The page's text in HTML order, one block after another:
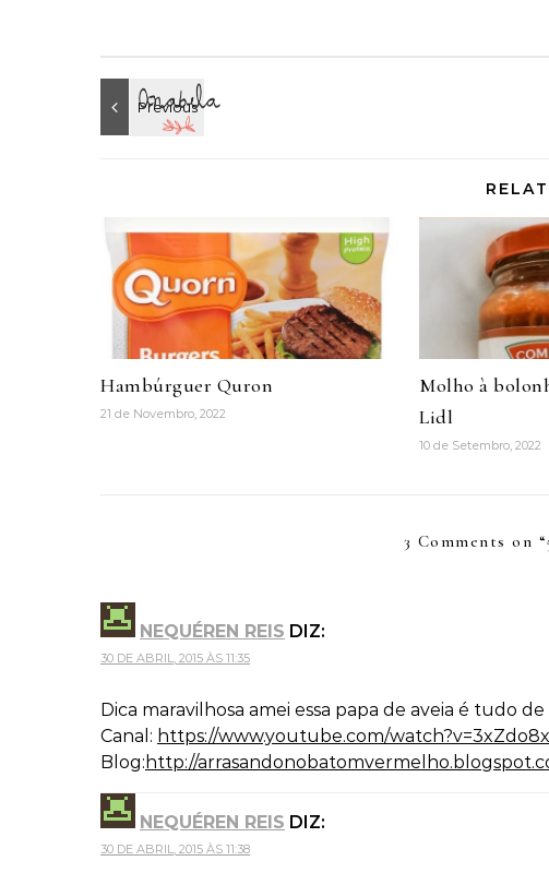
Hambúrguer Quron
21 de Novembro, 2022
Molho à
Lidl
10 de Setembro, 2022
3 Comments on “
NEQUÉREN REIS DIZ:
30 DE ABRIL, 2015 ÀS 11:35
Dica maravilhosa amei essa papa de aveia é tudo
Canal: https://www.youtube.com/
Blog: http://
NEQUÉREN REIS DIZ:
30 DE ABRIL, 2015 ÀS 11:38